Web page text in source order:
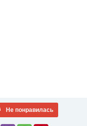
Не понравилась